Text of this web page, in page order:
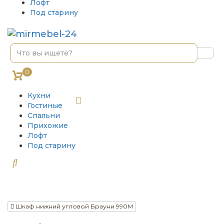
Лофт
Под старину
0
Кухни
Гостиные
Спальни
Прихожие
Лофт
Под старину
Шкаф нижний угловой Брауни 990М